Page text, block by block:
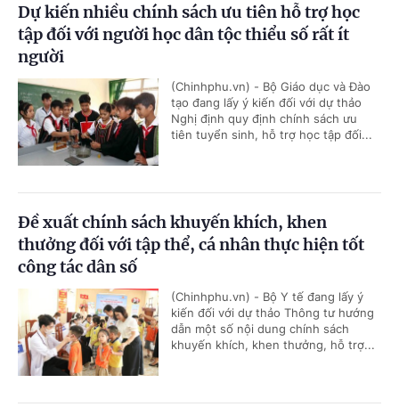
Dự kiến nhiều chính sách ưu tiên hỗ trợ học
tập đối với người học dân tộc thiểu số rất ít
người
(Chinhphu.vn) - Bộ Giáo dục và Đào
tạo đang lấy ý kiến đối với dự thảo
Nghị định quy định chính sách ưu
tiên tuyển sinh, hỗ trợ học tập đối...
Đề xuất chính sách khuyến khích, khen
thưởng đối với tập thể, cá nhân thực hiện tốt
công tác dân số
(Chinhphu.vn) - Bộ Y tế đang lấy ý
kiến đối với dự thảo Thông tư hướng
dẫn một số nội dung chính sách
khuyến khích, khen thưởng, hỗ trợ...